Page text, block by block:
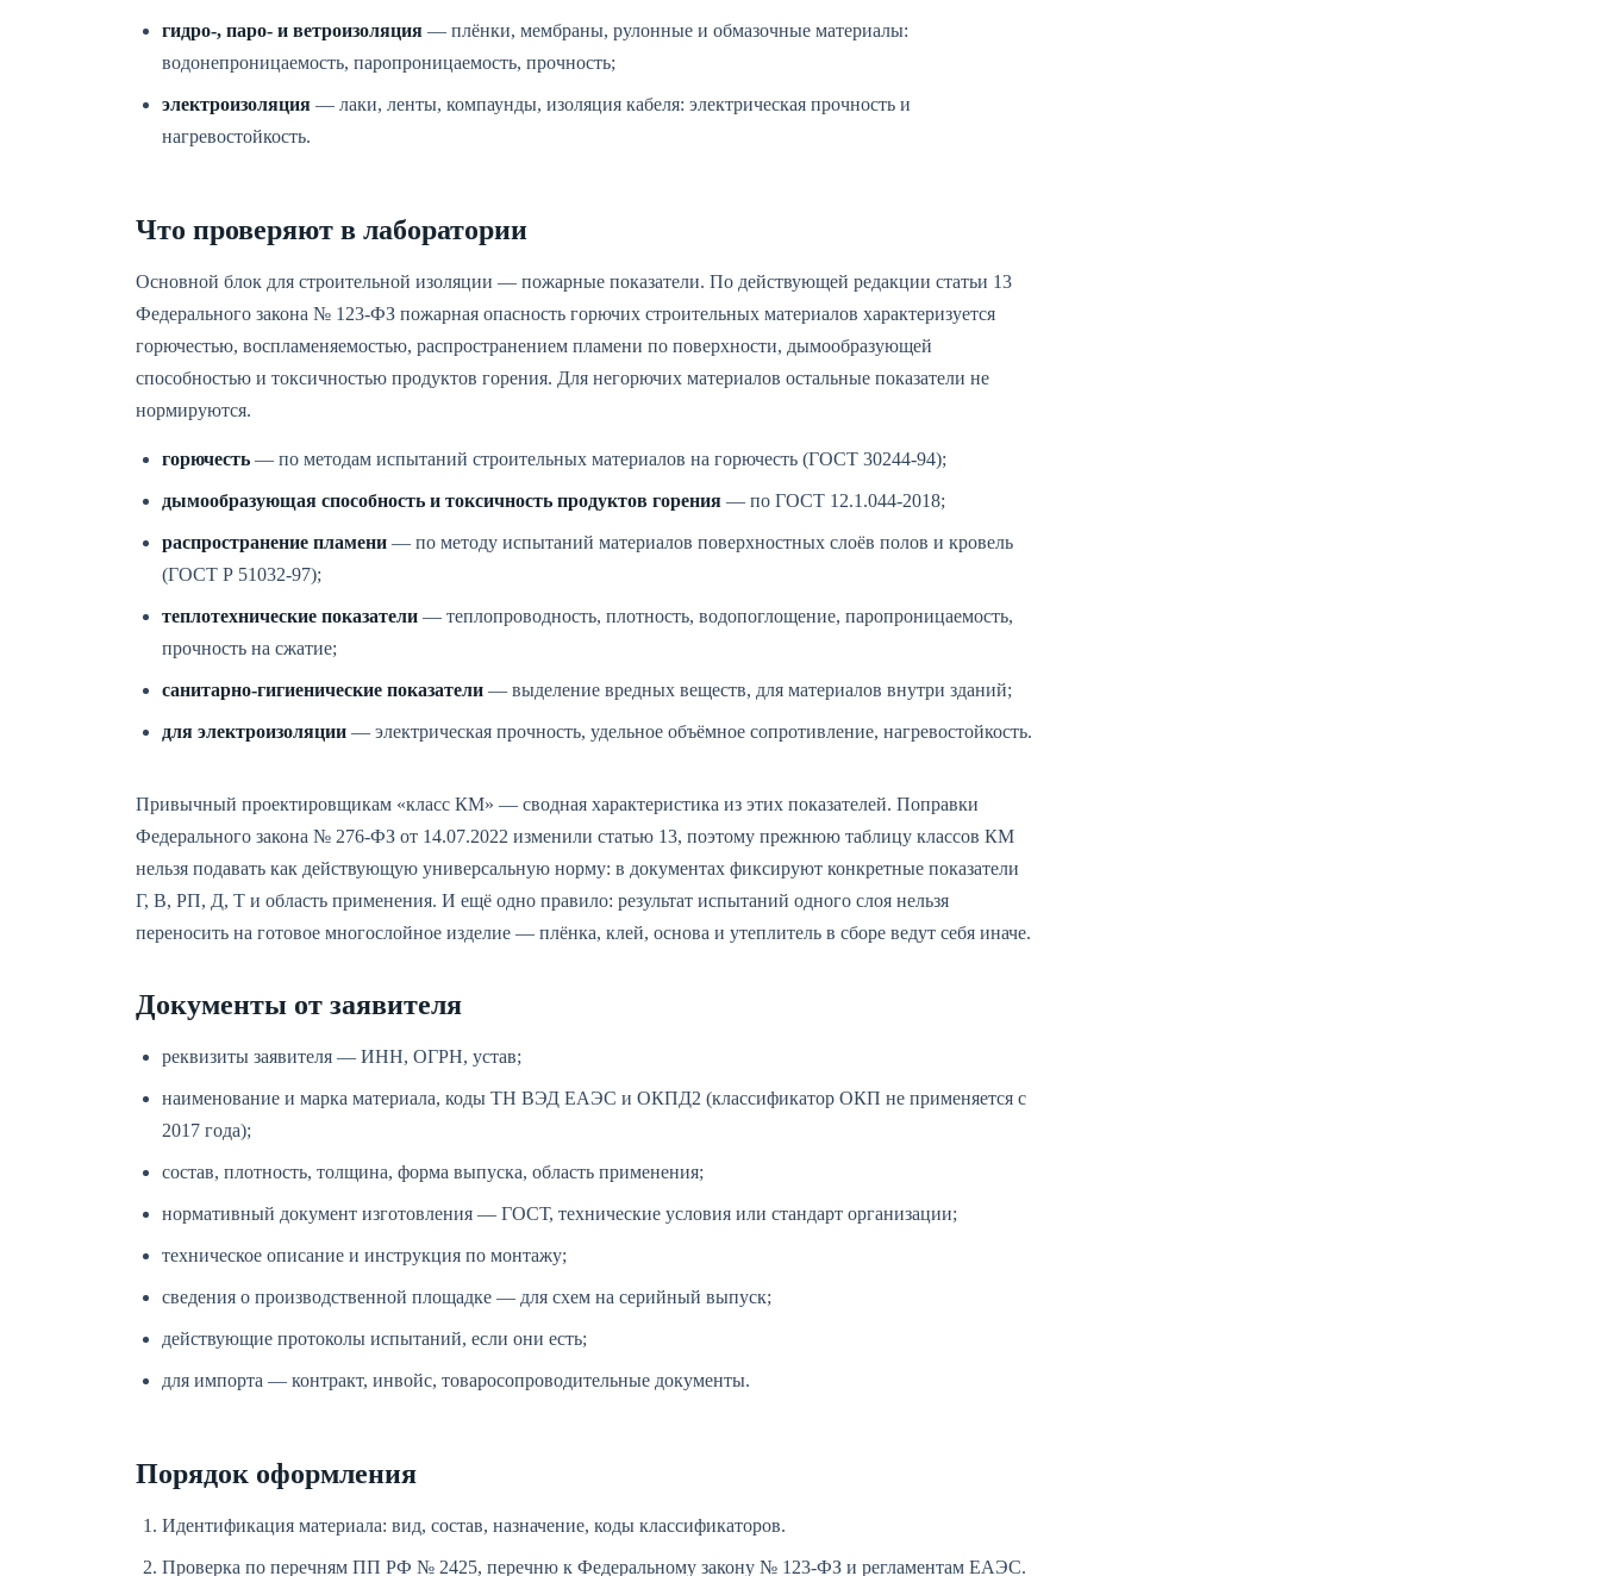
гидро-, паро- и ветроизоляция — плёнки, мембраны, рулонные и обмазочные материалы:
водонепроницаемость, паропроницаемость, прочность;
электроизоляция — лаки, ленты, компаунды, изоляция кабеля: электрическая прочность и
нагревостойкость.
Что проверяют в лаборатории
Основной блок для строительной изоляции — пожарные показатели. По действующей редакции статьи 13
Федерального закона № 123-ФЗ пожарная опасность горючих строительных материалов характеризуется
горючестью, воспламеняемостью, распространением пламени по поверхности, дымообразующей
способностью и токсичностью продуктов горения. Для негорючих материалов остальные показатели не
нормируются.
горючесть — по методам испытаний строительных материалов на горючесть (ГОСТ 30244-94);
дымообразующая способность и токсичность продуктов горения — по ГОСТ 12.1.044-2018;
распространение пламени — по методу испытаний материалов поверхностных слоёв полов и кровель
(ГОСТ Р 51032-97);
теплотехнические показатели — теплопроводность, плотность, водопоглощение, паропроницаемость,
прочность на сжатие;
санитарно-гигиенические показатели — выделение вредных веществ, для материалов внутри зданий;
для электроизоляции — электрическая прочность, удельное объёмное сопротивление, нагревостойкость.
Привычный проектировщикам «класс КМ» — сводная характеристика из этих показателей. Поправки
Федерального закона № 276-ФЗ от 14.07.2022 изменили статью 13, поэтому прежнюю таблицу классов КМ
нельзя подавать как действующую универсальную норму: в документах фиксируют конкретные показатели
Г, В, РП, Д, Т и область применения. И ещё одно правило: результат испытаний одного слоя нельзя
переносить на готовое многослойное изделие — плёнка, клей, основа и утеплитель в сборе ведут себя иначе.
Документы от заявителя
реквизиты заявителя — ИНН, ОГРН, устав;
наименование и марка материала, коды ТН ВЭД ЕАЭС и ОКПД2 (классификатор ОКП не применяется с
2017 года);
состав, плотность, толщина, форма выпуска, область применения;
нормативный документ изготовления — ГОСТ, технические условия или стандарт организации;
техническое описание и инструкция по монтажу;
сведения о производственной площадке — для схем на серийный выпуск;
действующие протоколы испытаний, если они есть;
для импорта — контракт, инвойс, товаросопроводительные документы.
Порядок оформления
Идентификация материала: вид, состав, назначение, коды классификаторов.
Проверка по перечням ПП РФ № 2425, перечню к Федеральному закону № 123-ФЗ и регламентам ЕАЭС.